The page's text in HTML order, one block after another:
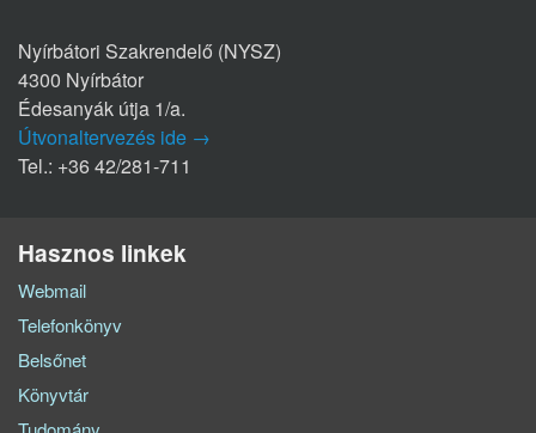
Nyírbátori Szakrendelő (NYSZ)
4300 Nyírbátor
Édesanyák útja 1/a.
Útvonaltervezés ide →
Tel.: +36 42/281-711
Hasznos linkek
Webmail
Telefonkönyv
Belsőnet
Könyvtár